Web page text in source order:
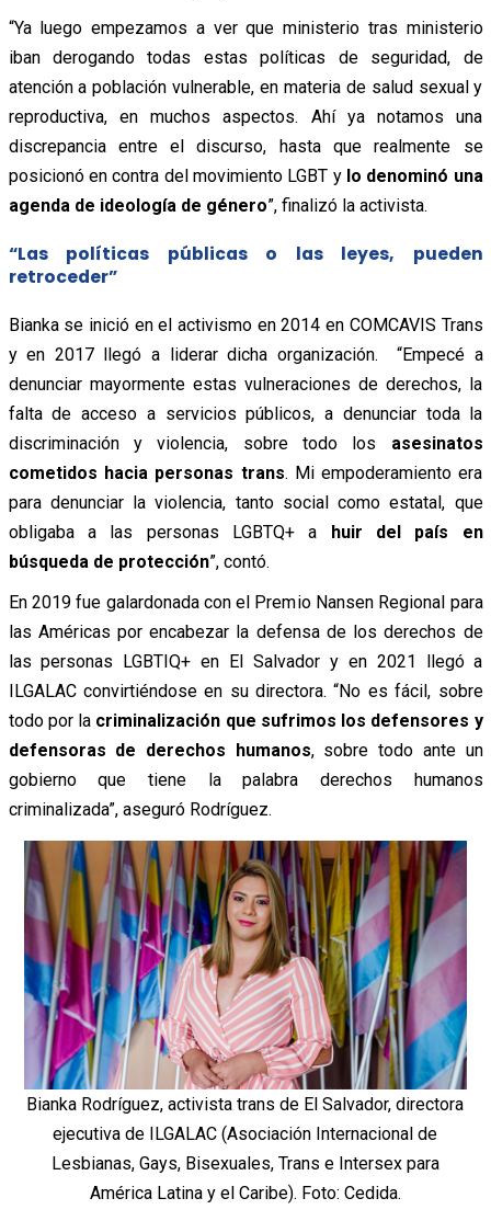
“Ya luego empezamos a ver que ministerio tras ministerio
iban derogando todas estas políticas de seguridad, de
atención a población vulnerable, en materia de salud sexual y
reproductiva, en muchos aspectos. Ahí ya notamos una
discrepancia entre el discurso, hasta que realmente se
posicionó en contra del movimiento LGBT y lo denominó una
agenda de ideología de género”, finalizó la activista.
“Las políticas públicas o las leyes, pueden
retroceder”
Bianka se inició en el activismo en 2014 en COMCAVIS Trans
y en 2017 llegó a liderar dicha organización.
“Empecé a
denunciar mayormente estas vulneraciones de derechos, la
falta de acceso a servicios públicos, a denunciar toda la
discriminación y violencia, sobre todo los asesinatos
cometidos hacia personas trans. Mi empoderamiento era
para denunciar la violencia, tanto social como estatal, que
obligaba a las personas LGBTQ+ a
huir del país en
búsqueda de protección”, contó.
En 2019 fue galardonada con el Premio Nansen Regional para
las Américas por encabezar la defensa de los derechos de
las personas LGBTIQ+ en El Salvador y en 2021 llegó a
ILGALAC convirtiéndose en su directora. “No es fácil, sobre
todo por la criminalización que sufrimos los defensores y
defensoras de derechos humanos, sobre todo ante un
gobierno que tiene la palabra derechos humanos
criminalizada”, aseguró Rodríguez.
Bianka Rodríguez, activista trans de El Salvador, directora
ejecutiva de ILGALAC (Asociación Internacional de
Lesbianas, Gays, Bisexuales, Trans e Intersex para
América Latina y el Caribe). Foto: Cedida.